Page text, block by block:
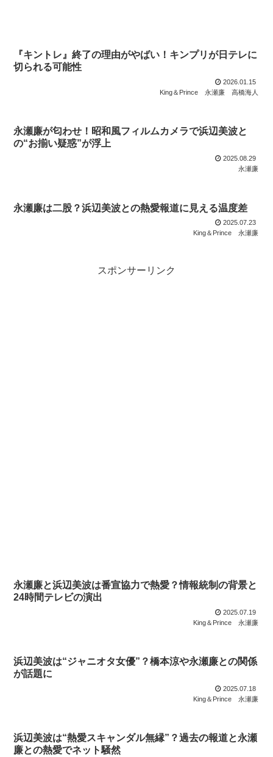
『キントレ』終了の理由がやばい！キンプリが日テレに
切られる可能性
2026.01.15
King＆Prince
永瀬廉 高橋海人
永瀬廉が匂わせ！昭和風フィルムカメラで浜辺美波と
の“お揃い疑惑”が浮上
2025.08.29
永瀬廉
永瀬廉は二股？浜辺美波との熱愛報道に見える温度差
2025.07.23
King＆Prince
永瀬廉
スポンサーリンク
永瀬廉と浜辺美波は番宣協力で熱愛？情報統制の背景と
24時間テレビの演出
2025.07.19
King＆Prince
永瀬廉
浜辺美波は“ジャニオタ女優”？橋本涼や永瀬廉との関係
が話題に
2025.07.18
King＆Prince
永瀬廉
浜辺美波は“熱愛スキャンダル無縁”？過去の報道と永瀬
廉との熱愛でネット騒然